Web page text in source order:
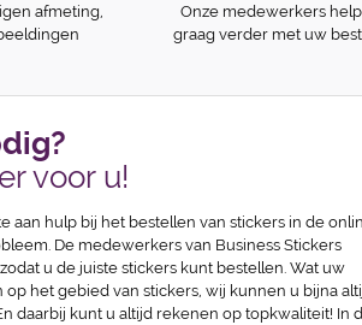
afmeting,
Onze medewerkers
graag verder met uw
voor u!
aan hulp bij het bestellen van stickers in de
De medewerkers van Business Stickers
u de juiste stickers kunt bestellen. Wat uw
op het gebied van stickers, wij kunnen u bijna
daarbij kunt u altijd rekenen op topkwaliteit! In